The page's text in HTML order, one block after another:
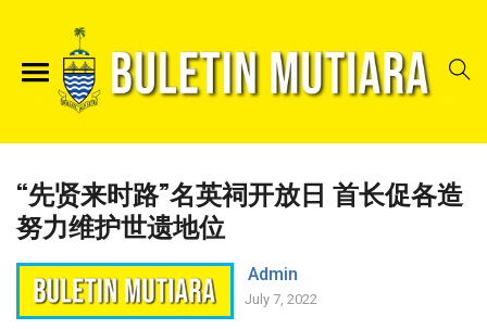
“先贤来时路”名英祠开放日 首长促各造
努力维护世遗地位
Admin
July 7, 2022